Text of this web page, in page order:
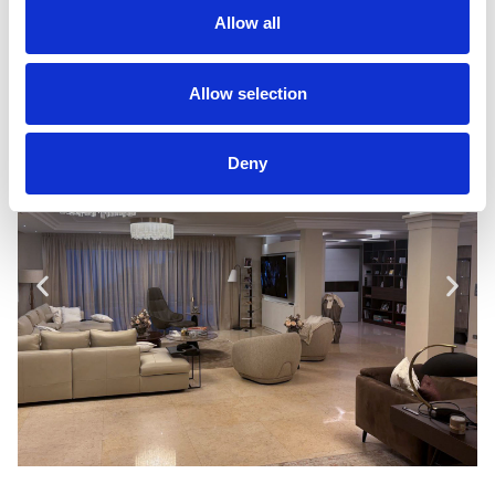
Allow all
Allow selection
Deny
diventa espressione di artigianalità, design e
bellezzasenza tempo.